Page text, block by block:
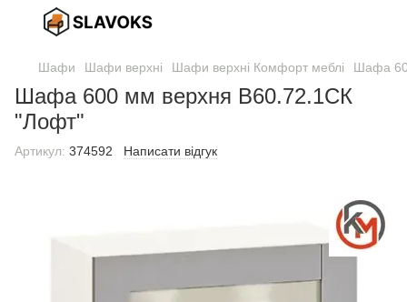
Шафи Шафи верхні Шафи верхні Комфорт меблі Шафа
Шафа 600 мм верхня В60.72.1СК
"Лофт"
Артикул: 374592 Написати відгук